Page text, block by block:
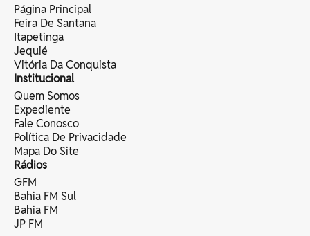
Página Principal
Feira De Santana
Itapetinga
Jequié
Vitória Da Conquista
Institucional
Quem Somos
Expediente
Fale Conosco
Política De Privacidade
Mapa Do Site
Rádios
GFM
Bahia FM Sul
Bahia FM
JP FM